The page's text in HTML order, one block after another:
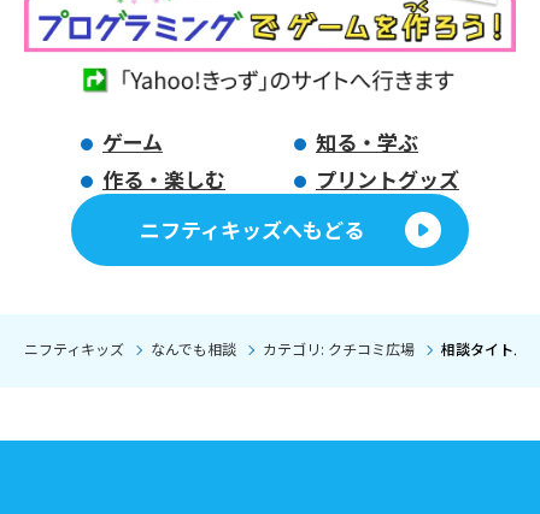
ゲーム
知る・学ぶ
作る・楽しむ
プリントグッズ
ニフティキッズへもどる
ニフティキッズ なんでも相談 カテゴリ: クチコミ広場 相談タイトル: